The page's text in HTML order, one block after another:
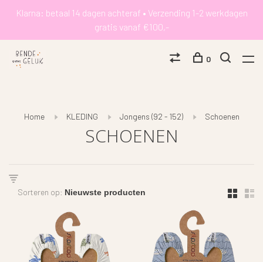
Klarna: betaal 14 dagen achteraf • Verzending 1-2 werkdagen
gratis vanaf €100,-
0
Home KLEDING Jongens (92 - 152) Schoenen
SCHOENEN
Sorteren op: